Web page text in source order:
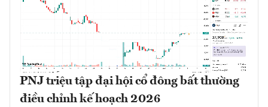
PNJ triệu tập đại hội cổ đông bất thường
điều chỉnh kế hoạch 2026